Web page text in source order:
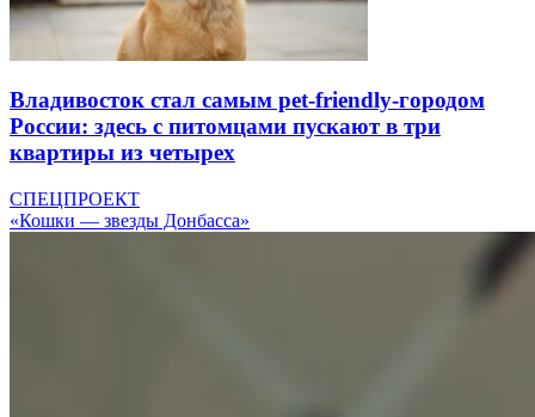
Владивосток стал самым pet-friendly-городом
России: здесь с питомцами пускают в три
квартиры из четырех
СПЕЦПРОЕКТ
«Кошки — звезды Донбасса»